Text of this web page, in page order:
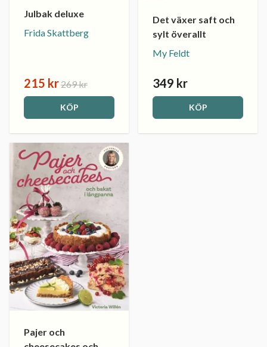
Julbak deluxe
Frida Skattberg
215 kr269 kr
KÖP
Det växer saft och
sylt överallt
My Feldt
349 kr
KÖP
Pajer och